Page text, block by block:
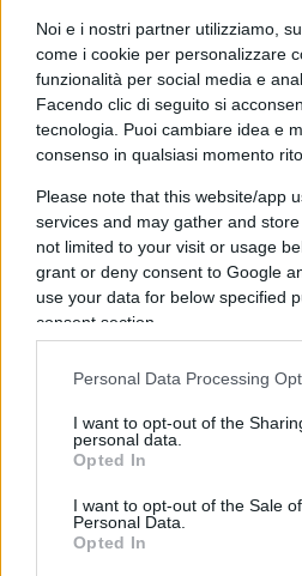
Noi e i nostri partner utilizziamo,
come i cookie per personalizzare
funzionalità per social media e
Facendo clic di seguito si
tecnologia. Puoi cambiare idea e
consenso in qualsiasi momento
Please note that this website/app
services and may gather and
not limited to your visit or usage
grant or deny consent to Google
use your data for below specified
consent section.
Personal Data Processing
I want to opt-out of the
personal data.
Opted In
I want to opt-out of the Sale
Personal Data.
Opted In
avviati alla cassa
trascorsi ed anche per I
settembre.
Perché allora il governo si
a non fare qualcosa che
ossigeno, a molte aziende
concreta di quella che può
concessione di garanzie
tutti, sono uno strumento
risposta non può risiedere
ragioni del quadro
abbiamo evidenziato. La
ricercata altrove: il governo
evidentemente, che, se